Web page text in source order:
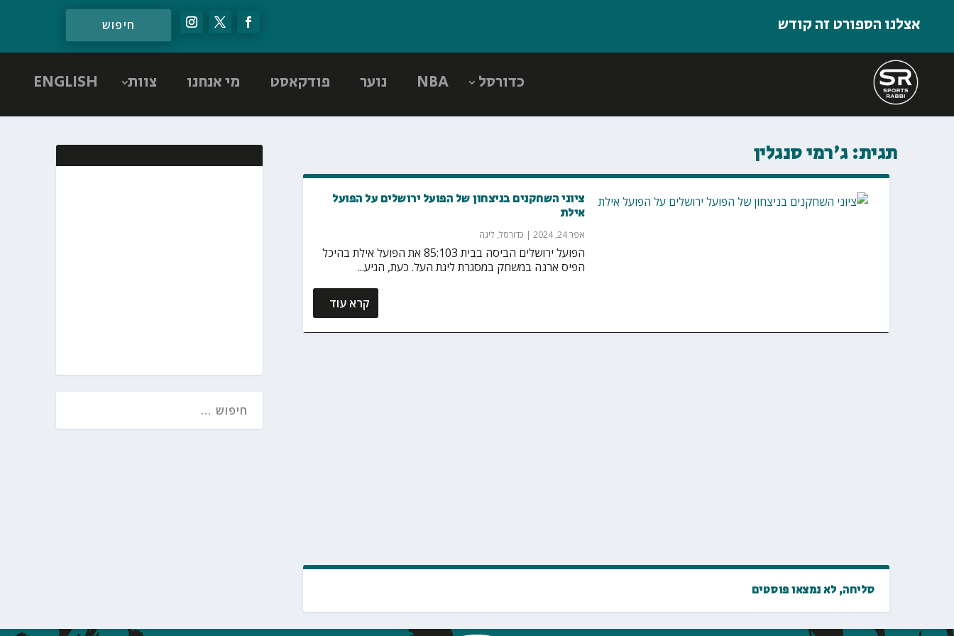
אצלנו הספורט זה קודש
כדורסל NBA נוער פודקאסט מי אנחנו צוות ENGLISH
תגית:ג'רמי סנגלין
ציוני השחקנים בניצחון של הפועל ירושלים על הפועל
אילת
אפר 24, 2024 | כדורסל, ליגה
הפועל ירושלים הביסה בבית 85:103 את הפועל אילת בהיכל
הפיס ארנה במשחק במסגרת ליגת העל. כעת, הגיע...
קרא עוד
סליחה, לא נמצאו פוסטים